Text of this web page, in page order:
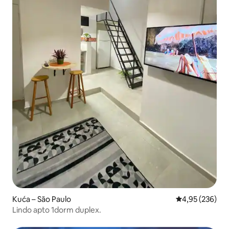
Kuća – São Paulo Prosječna
4,95 (236)
Lindo apto 1dorm duplex.